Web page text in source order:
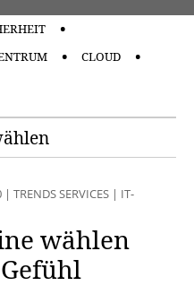
CLOUD
| TRENDS SERVICES | IT-
wählen